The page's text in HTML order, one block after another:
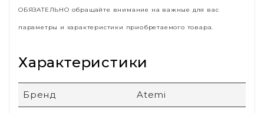
ОБЯЗАТЕЛЬНО обращайте внимание на важные для вас
параметры и характеристики приобретаемого товара.
Характеристики
Бренд Atemi